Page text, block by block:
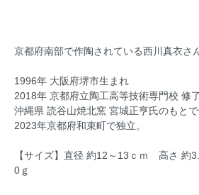
京都府南部で作陶されている西川真衣さ
1996年 大阪府堺市生まれ
2018年 京都府立陶工高等技術専門校 修
沖縄県 読谷山焼北窯 宮城正亨氏のもとで
2023年京都府和束町で独立。
【サイズ】直径 約12～13ｃｍ 高さ
0ｇ